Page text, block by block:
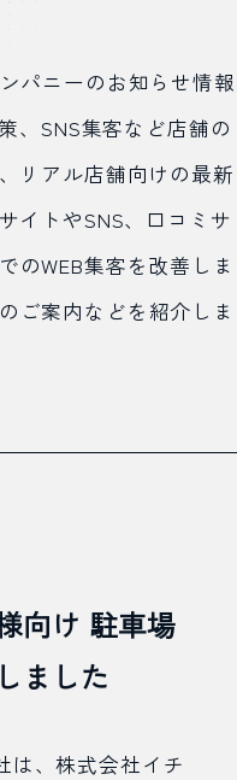
パニーのお知らせ情報
、SNS集客など店舗の
リアル店舗向けの最新
イトやSNS、口コミサ
のWEB集客を改善しま
ご案内などを紹介しま
向け 駐車場
ました
は、株式会社イチ